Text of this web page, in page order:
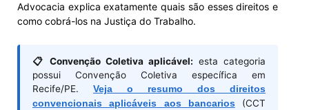
Advocacia explica exatamente quais são esses direitos e
como cobrá-los na Justiça do Trabalho.
📋 Convenção Coletiva aplicável: esta categoria
possui Convenção Coletiva específica em
Recife/PE. Veja o resumo dos direitos
convencionais aplicáveis aos bancarios(CCT